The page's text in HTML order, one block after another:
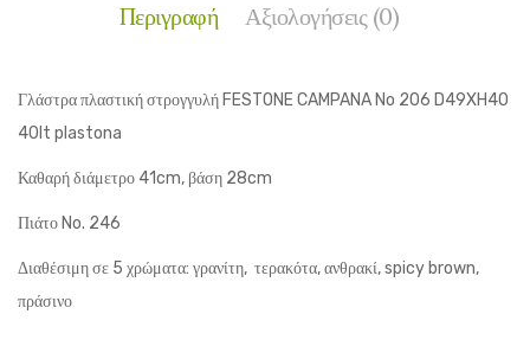
Περιγραφή Αξιολογήσεις (0)
Γλάστρα πλαστική στρογγυλή FESTONE CAMPANA No 206 D49XH40
40lt plastona
Καθαρή διάμετρο 41cm, βάση 28cm
Πιάτο No. 246
Διαθέσιμη σε 5 χρώματα: γρανίτη, τερακότα, ανθρακί, spicy brown,
πράσινο